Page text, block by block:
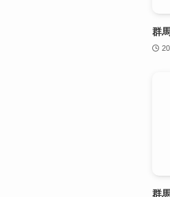
群
群